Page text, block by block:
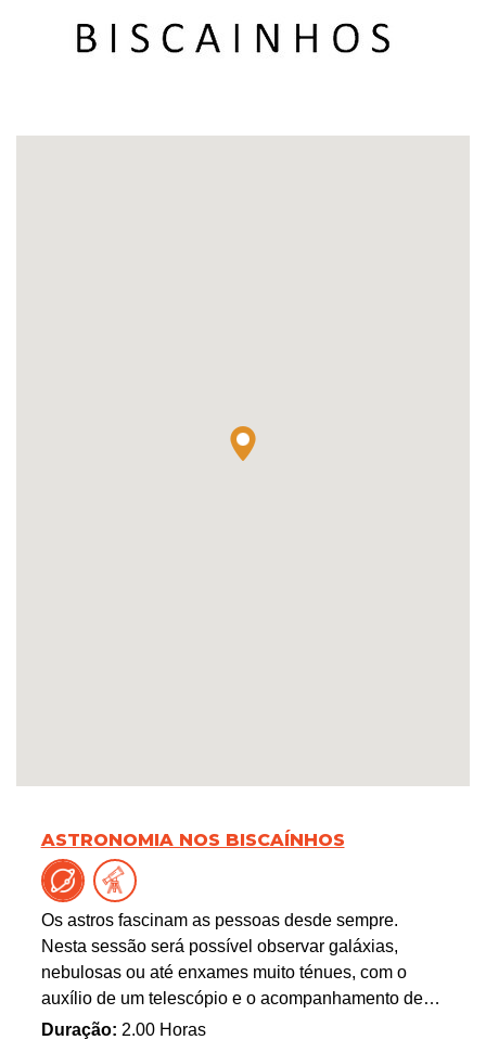
ASTRONOMIA NOS BISCAÍNHOS
Os astros fascinam as pessoas desde sempre.
Nesta sessão será possível observar galáxias,
nebulosas ou até enxames muito ténues, com o
auxílio de um telescópio e o acompanhamento de
astrónomos. Também será possível observar a Lua,
Duração: 2.00 Horas